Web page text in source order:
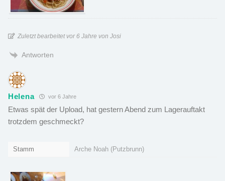
Zuletzt bearbeitet vor 6 Jahre von Josi
Antworten
Helena vor 6 Jahre
Etwas spät der Upload, hat gestern Abend zum Lagerauftakt
trotzdem geschmeckt?
Stamm Arche Noah (Putzbrunn)